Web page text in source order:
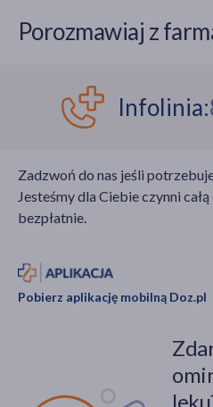
Porozmawiaj z
Infolinia:
Zadzwoń do nas jeśli
Jesteśmy dla Ciebie czynni
bezpłatnie.
Pobierz aplikację mobilną Doz.pl